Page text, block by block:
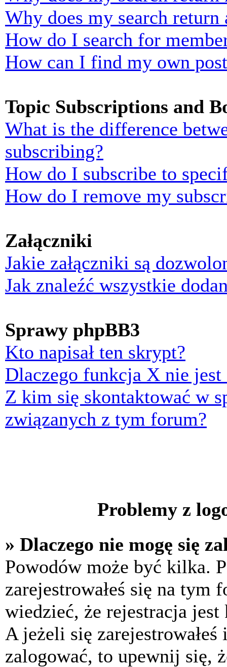
Why does my search return
How do I search for
How can I find my own
Topic Subscriptions and
What is the difference
subscribing?
How do I subscribe to
How do I remove my
Załączniki
Jakie załączniki są
Jak znaleźć wszystkie
Sprawy phpBB3
Kto napisał ten skrypt?
Dlaczego funkcja X nie jest
Z kim się skontaktować w
związanych z tym forum?
Problemy z
» Dlaczego nie mogę się
Powodów może być kilka.
zarejestrowałeś się na tym
wiedzieć, że rejestracja
A jeżeli się
zalogować, to upewnij się,